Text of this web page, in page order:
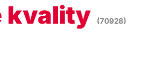
kvality (70928)